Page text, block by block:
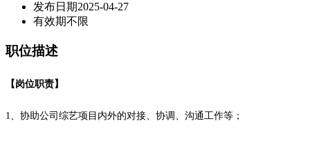
发布日期2025-04-27
有效期不限
职位描述
【岗位职责】
1、协助公司综艺项目内外的对接、协调、沟通工作等；